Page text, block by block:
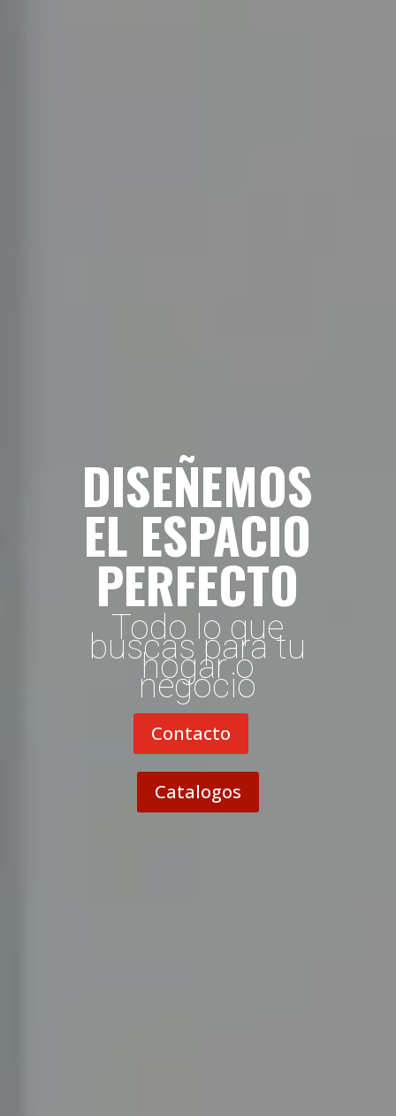
DISEÑEMOS
EL ESPACIO
PERFECTO
Todo lo que
buscas para tu
hogar o
negocio
Contacto
Catalogos